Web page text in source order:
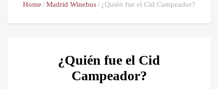
Home Madrid Winebus ¿Quién fue el Cid Campeador?
¿Quién fue el Cid
Campeador?